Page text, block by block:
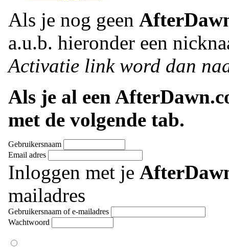
Als je nog geen
a.u.b. hieronder een
Activatie link word dan
Als je al een
met de volgende tab.
Gebruikersnaam
Email adres
Inloggen met je
mailadres
Gebruikersnaam of e-mailadres
Wachtwoord